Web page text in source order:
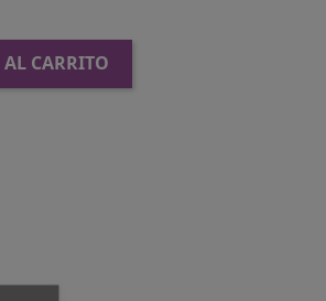
CARRITO